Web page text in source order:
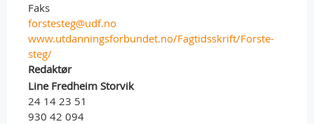
Faks
forstesteg@udf.no
www.utdanningsforbundet.no/Fagtidsskrift/Forste-
steg/
Redaktør
Line Fredheim Storvik
24 14 23 51
930 42 094